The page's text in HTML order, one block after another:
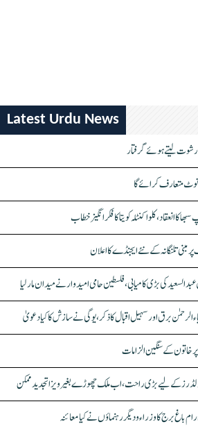
Latest Urdu News
نوٹ متعارف کرائے گا
کا انعقاد، کلواکنٹلہ کویتا کا فکر انگیز خطاب
پر مبنی تلنگانہ کے نئے ایجنڈے کا اعلان
کی بڑی کامیابی، فلسطین حامی امیدوار نے میدان مار لیا
برق اور سہیل اقبال کا ذکر، یوگی نے سازش کا کیا دعویٰ
خاتون کے سنگین الزامات
باغ برج کا وزراء و دیگر رہنماؤں نے کیا معائنہ